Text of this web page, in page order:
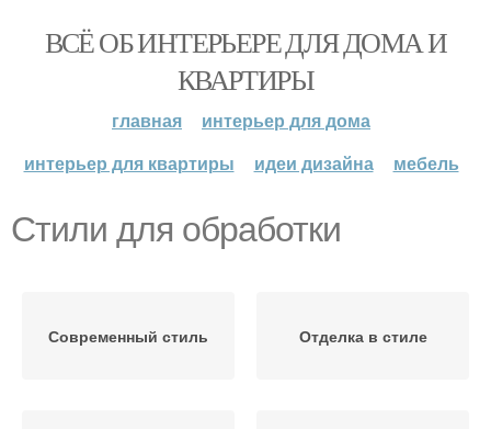
ВСЁ ОБ ИНТЕРЬЕРЕ ДЛЯ ДОМА И
КВАРТИРЫ
главная
интерьер для дома
интерьер для квартиры
идеи дизайна мебель
Стили для обработки
Современный стиль Отделка в стиле